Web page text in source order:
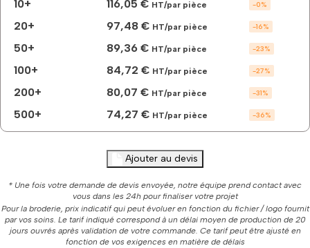
personnaliser
10+ 116,05 € HT/par pièce -0%
20+ 97,48 € HT/par pièce -16%
50+ 89,36 € HT/par pièce -23%
100+ 84,72 € HT/par pièce -27%
200+ 80,07 € HT/par pièce -31%
500+ 74,27 € HT/par pièce -36%
Ajouter au devis
* Une fois votre demande de devis envoyée, notre équipe prend contact avec
vous dans les 24h pour finaliser votre projet
Pour la broderie, prix indicatif qui peut évoluer en fonction du fichier / logo fournit
par vos soins. Le tarif indiqué correspond à un délai moyen de production de 20
jours ouvrés après validation de votre commande. Ce tarif peut être ajusté en
fonction de vos exigences en matière de délais